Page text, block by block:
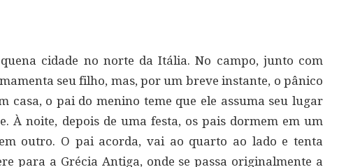
cidade no norte da Itália. No campo, junto com
seu filho, mas, por um breve instante, o pânico
casa, o pai do menino teme que ele assuma seu lugar
À noite, depois de uma festa, os pais dormem em um
outro. O pai acorda, vai ao quarto ao lado e tenta
para a Grécia Antiga, onde se passa originalmente a